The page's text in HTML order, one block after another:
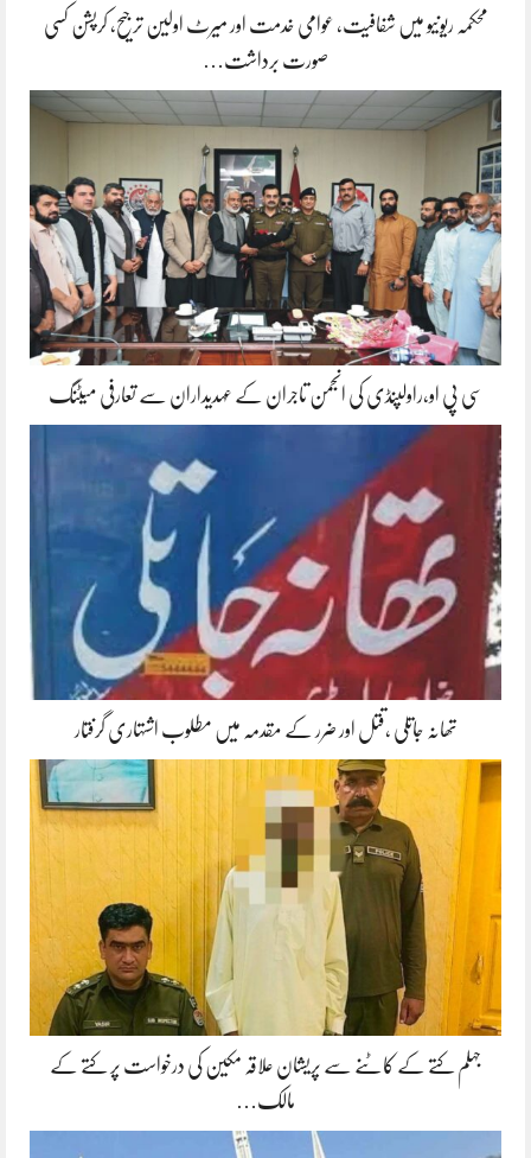
محکمہ ریونیو میں شفافیت، عوامی خدمت اور میرٹ اولین ترجیح، کرپشن کسی
صورت برداشت…
سی پی او،راولپنڈی کی انجمن تاجران کے عہدیداران سے تعارفی میٹنگ
تھانہ جاتلی ،قتل اور ضرر کے مقدمہ میں مطلوب اشتہاری گرفتار
جہلم کتے کے کاٹنے سے پریشان علاقہ مکین کی درخواست پر کتے کے
مالک…